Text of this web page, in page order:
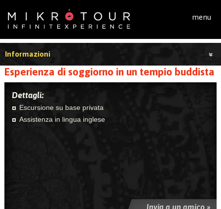
menu
Informazioni
Esperienza di soggiorno in un tempio buddista
Dettagli:
Escursione su base privata
Assistenza in lingua inglese
Invia a un amico »